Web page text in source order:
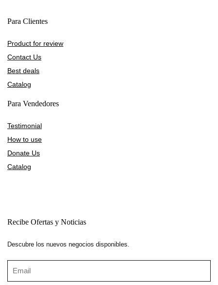
Para Clientes
Product for review
Contact Us
Best deals
Catalog
Para Vendedores
Testimonial
How to use
Donate Us
Catalog
Recibe Ofertas y Noticias
Descubre los nuevos negocios disponibles.